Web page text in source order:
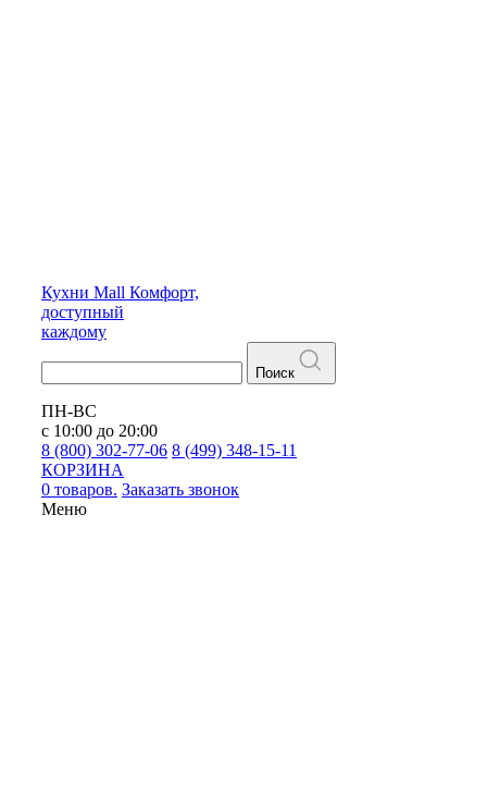
Кухни Mall Комфорт,
доступный
каждому
Поиск
ПН-ВС
с 10:00 до 20:00
8 (800) 302-77-06 8 (499) 348-15-11
КОРЗИНА
0 товаров. Заказать звонок
Меню